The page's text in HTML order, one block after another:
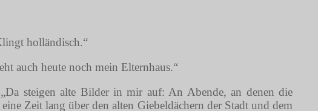
holländisch.“
auch heute noch mein Elternhaus.“
steigen alte Bilder in mir auf: An Abende, an denen die
Zeit lang über den alten Giebeldächern der Stadt und dem